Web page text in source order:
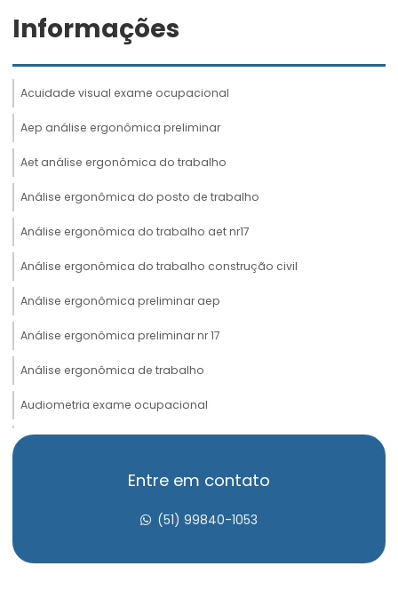
Informações
Acuidade visual exame ocupacional
Aep análise ergonômica preliminar
Aet análise ergonômica do trabalho
Análise ergonômica do posto de trabalho
Análise ergonômica do trabalho aet nr17
Análise ergonômica do trabalho construção civil
Análise ergonômica preliminar aep
Análise ergonômica preliminar nr 17
Análise ergonômica de trabalho
Audiometria exame ocupacional
Avaliação de insalubridade
Avaliação psicossocial admissional
Entre em contato
(51) 99840-1053